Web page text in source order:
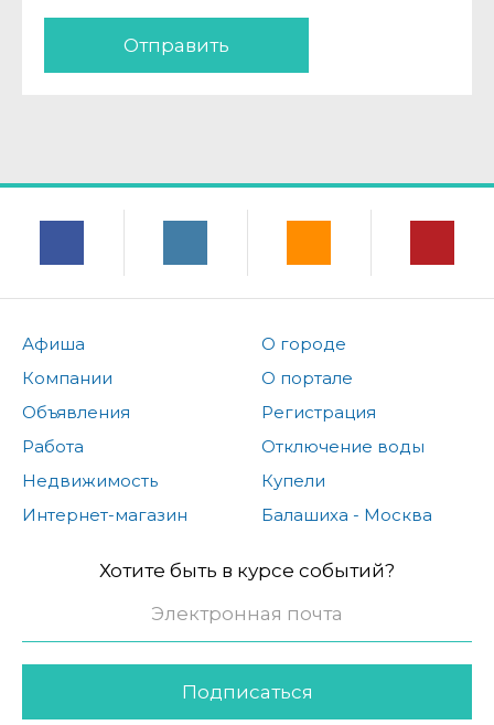
Отправить
Афиша
Компании
Объявления
Работа
Недвижимость
Интернет-магазин
О городе
О портале
Регистрация
Отключение воды
Купели
Балашиха - Москва
Хотите быть в курсе событий?
Подписаться